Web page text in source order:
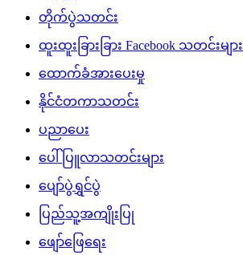
တိုက်ပွဲသတင်း
ထူးထူးခြားခြား Facebook သတင်းများ
ထောက်ခံအားပေးမှု
နိုင်ငံတကာသတင်း
ပညာပေး
ပေါ်ပြူလာသတင်းများ
ပျော်ပွဲရွှင်ပွဲ
ပြည်သူ့အကျိုးပြု
ဖျော်ဖြေရေး